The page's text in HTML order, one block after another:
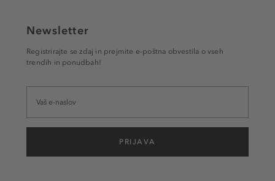
Newsletter
Registrirajte se zdaj in prejmite e-poštna obvestila o vseh
trendih in ponudbah!
PRIJAVA